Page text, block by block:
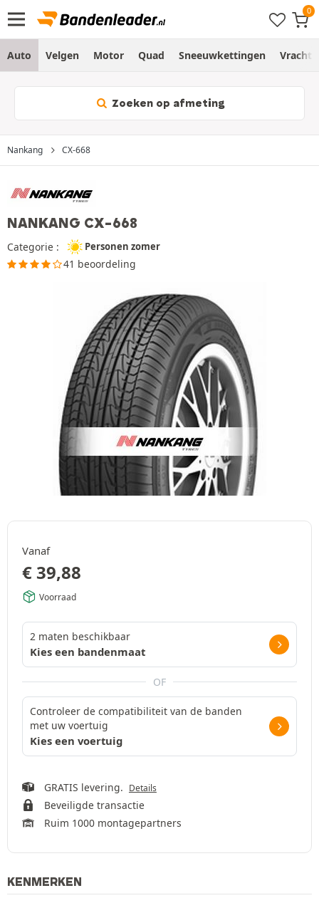
Auto Velgen Motor Quad Sneeuwkettingen
Zoeken op afmeting
Nankang CX-668
NANKANG CX-668
Categorie : Personen zomer
41 beoordeling
Vanaf
€ 39,88
Voorraad
2 maten beschikbaar
Kies een bandenmaat
OF
Controleer de compatibiliteit van de banden
met uw voertuig
Kies een voertuig
GRATIS levering. Details
Beveiligde transactie
Ruim 1000 montagepartners
KENMERKEN